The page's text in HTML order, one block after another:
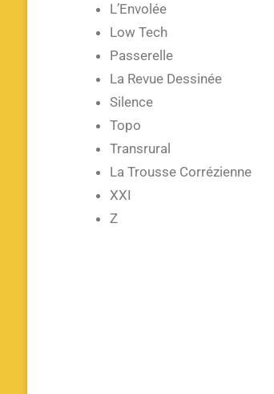
L’Envolée
Low Tech
Passerelle
La Revue Dessinée
Silence
Topo
Transrural
La Trousse Corrézienne
XXI
Z